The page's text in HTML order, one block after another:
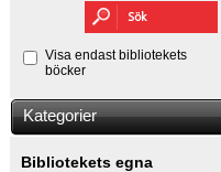
Visa endast bibliotekets
böcker
Kategorier
Bibliotekets egna